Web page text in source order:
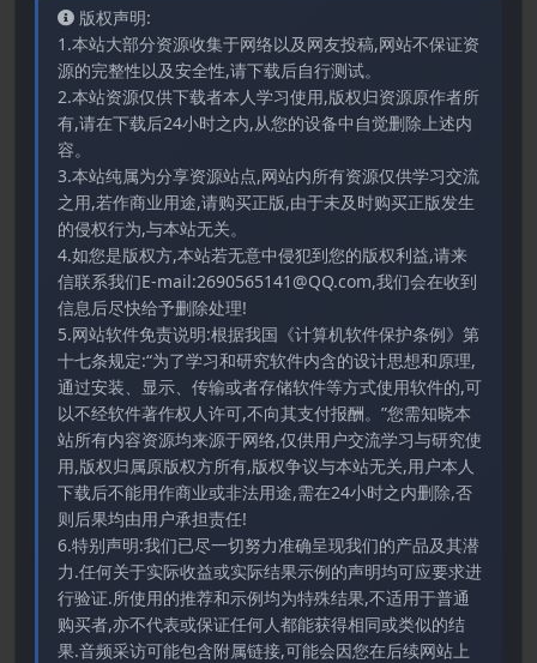
版权声明:
1.本站大部分资源收集于网络以及网友投稿,网站不保证资
源的完整性以及安全性,请下载后自行测试。
2.本站资源仅供下载者本人学习使用,版权归资源原作者所
有,请在下载后24小时之内,从您的设备中自觉删除上述内
容。
3.本站纯属为分享资源站点,网站内所有资源仅供学习交流
之用,若作商业用途,请购买正版,由于未及时购买正版发生
的侵权行为,与本站无关。
4.如您是版权方,本站若无意中侵犯到您的版权利益,请来
信联系我们E-mail:2690565141@QQ.com,我们会在收到
信息后尽快给予删除处理!
5.网站软件免责说明:根据我国《计算机软件保护条例》第
十七条规定:“为了学习和研究软件内含的设计思想和原理,
通过安装、显示、传输或者存储软件等方式使用软件的,可
以不经软件著作权人许可,不向其支付报酬。”您需知晓本
站所有内容资源均来源于网络,仅供用户交流学习与研究使
用,版权归属原版权方所有,版权争议与本站无关,用户本人
下载后不能用作商业或非法用途,需在24小时之内删除,否
则后果均由用户承担责任!
6.特别声明:我们已尽一切努力准确呈现我们的产品及其潜
力.任何关于实际收益或实际结果示例的声明均可应要求进
行验证.所使用的推荐和示例均为特殊结果,不适用于普通
购买者,亦不代表或保证任何人都能获得相同或类似的结
果.音频采访可能包含附属链接,可能会因您在后续网站上